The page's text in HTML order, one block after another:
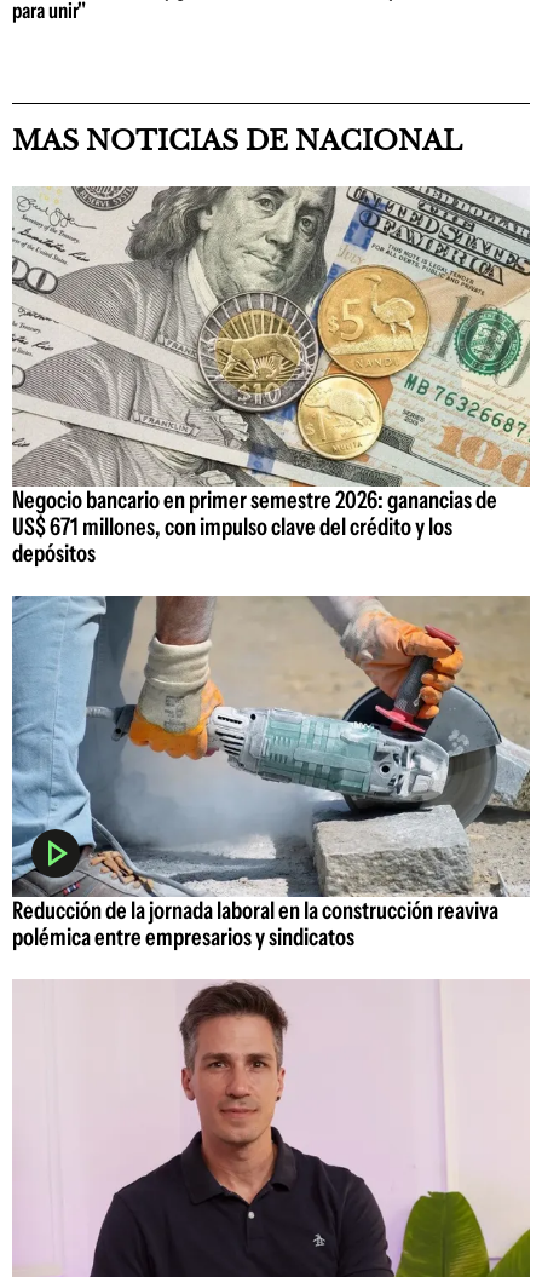
para unir"
MAS NOTICIAS DE NACIONAL
Negocio bancario en primer semestre 2026: ganancias de
US$ 671 millones, con impulso clave del crédito y los
depósitos
Reducción de la jornada laboral en la construcción reaviva
polémica entre empresarios y sindicatos